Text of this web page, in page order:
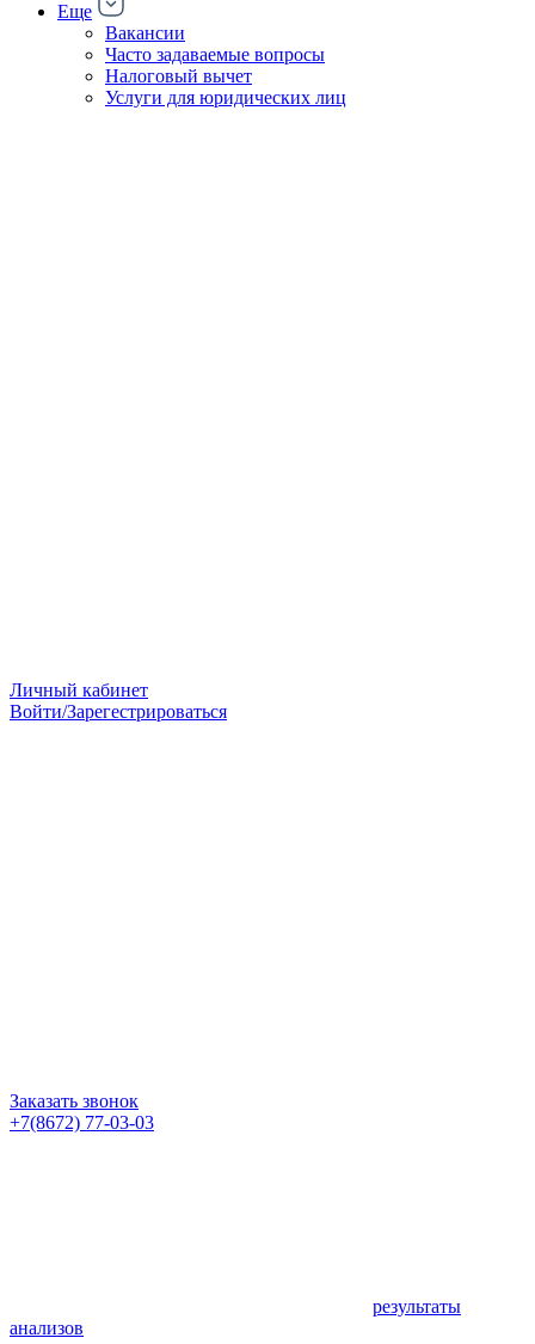
Еще
Вакансии
Часто задаваемые вопросы
Налоговый вычет
Услуги для юридических лиц
Личный кабинет
Войти/Зарегестрироваться
Заказать звонок
+7(8672) 77-03-03
результаты
анализов